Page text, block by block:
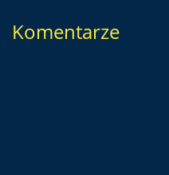
Komentarze